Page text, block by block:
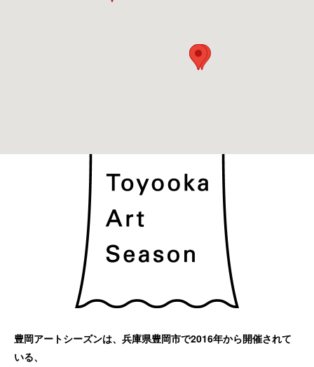
豊岡アートシーズンは、兵庫県豊岡市で2016年から開催されて
いる、